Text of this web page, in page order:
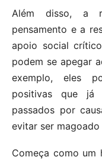
Além disso, a
pensamento e a
apoio social
podem se apegar
exemplo, eles
positivas que já
passados ​​por
evitar ser
Começa como um